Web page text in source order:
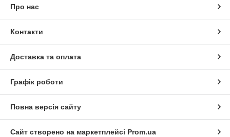
Про нас
Контакти
Доставка та оплата
Графік роботи
Повна версія сайту
Сайт створено на маркетплейсі Prom.ua